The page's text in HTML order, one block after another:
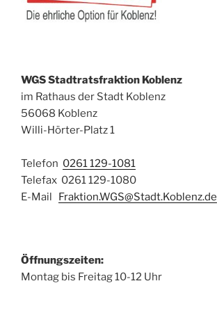
WGS Stadtratsfraktion Koblenz
im Rathaus der Stadt Koblenz
56068 Koblenz
Willi-Hörter-Platz 1
Telefon 0261 129-1081
Telefax 0261 129-1080
E-Mail Fraktion.WGS@Stadt.Koblenz.de
Öffnungszeiten:
Montag bis Freitag 10-12 Uhr